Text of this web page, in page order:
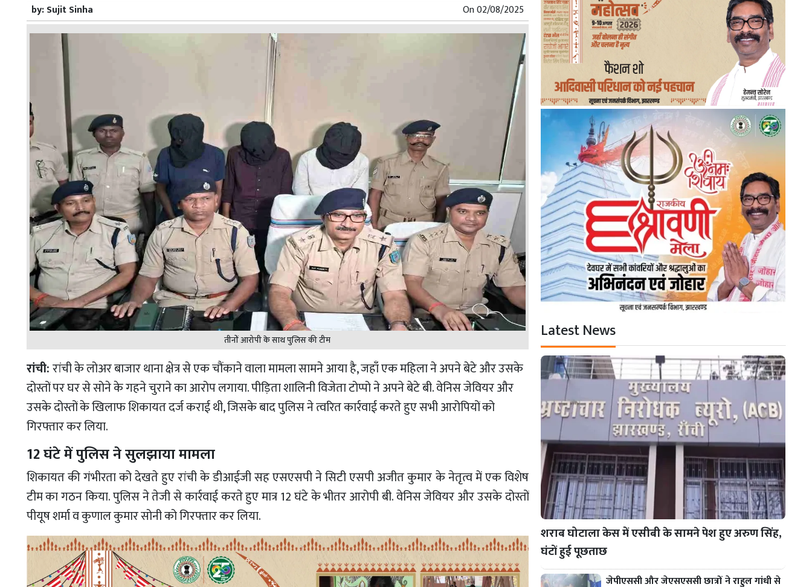
by:Sujit Sinha On02/08/2025
तीनों आरोपी के साथ पुलिस की टीम
रांची:रांची के लोअर बाजार थाना क्षेत्र से एक चौंकाने वाला मामला सामने आया है, जहाँ एक महिला ने अपने बेटे और उसके
दोस्तों पर घर से सोने के गहने चुराने का आरोप लगाया. पीड़िता शालिनी विजेता टोप्पो ने अपने बेटे बी. वेनिस जेवियर और
उसके दोस्तों के खिलाफ शिकायत दर्ज कराई थी, जिसके बाद पुलिस ने त्वरित कार्रवाई करते हुए सभी आरोपियों को
गिरफ्तार कर लिया.
12 घंटे में पुलिस ने सुलझाया मामला
शिकायत की गंभीरता को देखते हुए रांची के डीआईजी सह एसएसपी ने सिटी एसपी अजीत कुमार के नेतृत्व में एक विशेष
टीम का गठन किया. पुलिस ने तेजी से कार्रवाई करते हुए मात्र 12 घंटे के भीतर आरोपी बी. वेनिस जेवियर और उसके दोस्तों
पीयूष शर्मा व कुणाल कुमार सोनी को गिरफ्तार कर लिया.
Latest News
शराब घोटाला केस में एसीबी के सामने पेश हुए अरुण सिंह,
घंटों हुई पूछताछ
जेपीएससी और जेएसएससी छात्रों ने राहुल गांधी से